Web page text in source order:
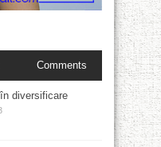
Comments
diversificare